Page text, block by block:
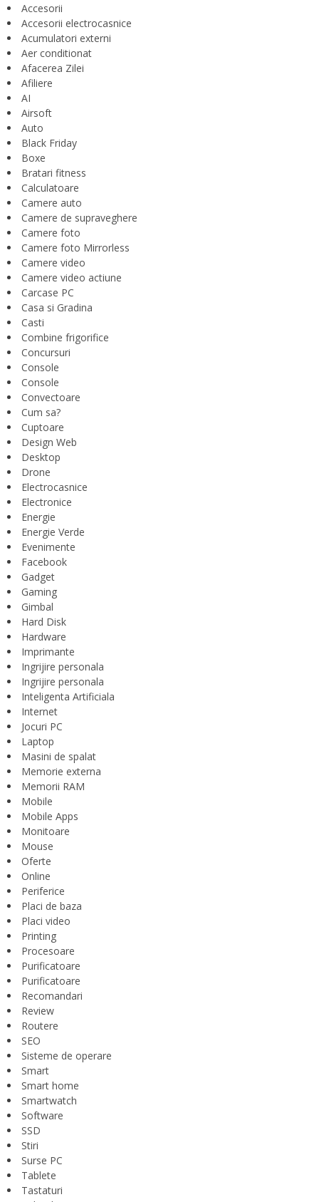
Accesorii
Accesorii electrocasnice
Acumulatori externi
Aer conditionat
Afacerea Zilei
Afiliere
AI
Airsoft
Auto
Black Friday
Boxe
Bratari fitness
Calculatoare
Camere auto
Camere de supraveghere
Camere foto
Camere foto Mirrorless
Camere video
Camere video actiune
Carcase PC
Casa si Gradina
Casti
Combine frigorifice
Concursuri
Console
Console
Convectoare
Cum sa?
Cuptoare
Design Web
Desktop
Drone
Electrocasnice
Electronice
Energie
Energie Verde
Evenimente
Facebook
Gadget
Gaming
Gimbal
Hard Disk
Hardware
Imprimante
Ingrijire personala
Ingrijire personala
Inteligenta Artificiala
Internet
Jocuri PC
Laptop
Masini de spalat
Memorie externa
Memorii RAM
Mobile
Mobile Apps
Monitoare
Mouse
Oferte
Online
Periferice
Placi de baza
Placi video
Printing
Procesoare
Purificatoare
Purificatoare
Recomandari
Review
Routere
SEO
Sisteme de operare
Smart
Smart home
Smartwatch
Software
SSD
Stiri
Surse PC
Tablete
Tastaturi